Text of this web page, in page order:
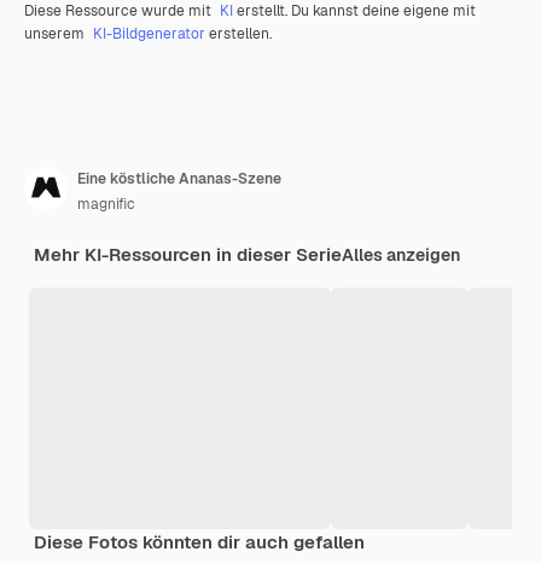
Diese Ressource wurde mit KIerstellt. Du kannst deine eigene mit
unserem KI-Bildgenerator erstellen.
Eine köstliche Ananas-Szene
magnific
Mehr KI-Ressourcen in dieser SerieAlles anzeigen
Diese Fotos könnten dir auch gefallen